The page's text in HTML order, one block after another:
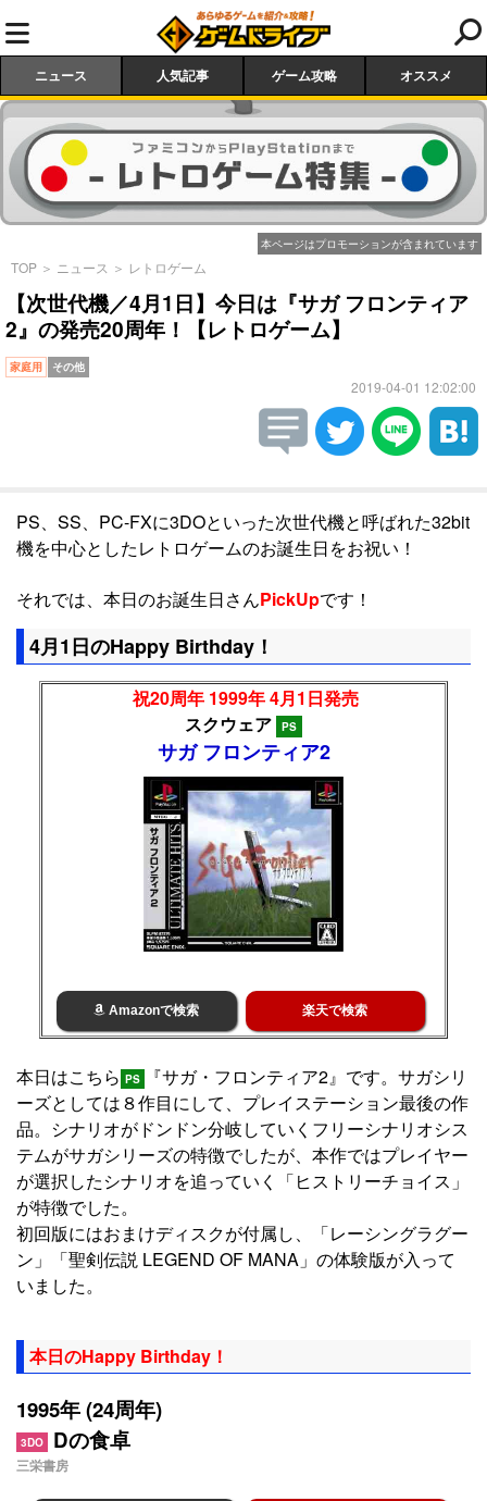
ニュース 人気記事 ゲーム攻略 オススメ
本ページはプロモーションが含まれています
TOP ＞ ニュース ＞ レトロゲーム
【次世代機／4月1日】今日は『サガ フロンティア
2』の発売20周年！【レトロゲーム】
家庭用 その他
2019-04-01 12:02:00
PS、SS、PC-FXに3DOといった次世代機と呼ばれた32bit
機を中心としたレトロゲームのお誕生日をお祝い！
それでは、本日のお誕生日さんPickUpです！
4月1日のHappy Birthday！
祝20周年 1999年 4月1日発売
スクウェア
PS
サガ フロンティア2
Amazonで検索 楽天で検索
本日はこちら PS
『サガ・フロンティア2』です。サガシリ
ーズとしては８作目にして、プレイステーション最後の作
品。シナリオがドンドン分岐していくフリーシナリオシス
テムがサガシリーズの特徴でしたが、本作ではプレイヤー
が選択したシナリオを追っていく「ヒストリーチョイス」
が特徴でした。
初回版にはおまけディスクが付属し、「レーシングラグー
ン」「聖剣伝説 LEGEND OF MANA」の体験版が入って
いました。
本日のHappy Birthday！
1995年 (24周年)
3DO Dの食卓
三栄書房